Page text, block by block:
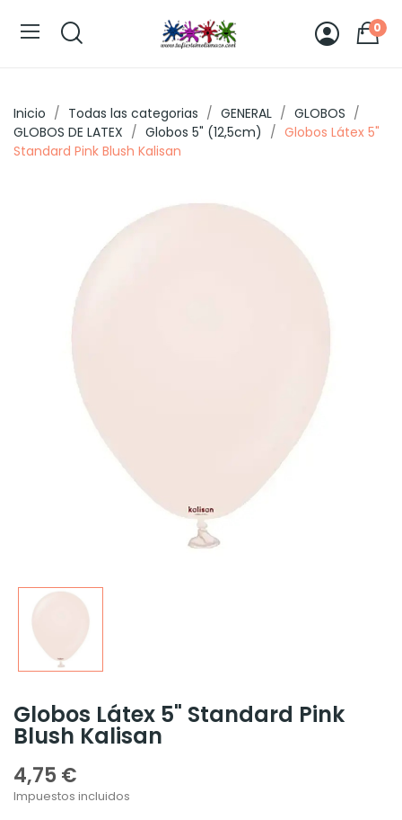
0
Inicio Todas las categorias GENERAL
GLOBOS
GLOBOS DE LATEX
Globos 5" (12,5cm)
Globos Látex 5"
Standard Pink Blush Kalisan
Globos Látex 5" Standard Pink
Blush Kalisan
4,75 €
Impuestos incluidos